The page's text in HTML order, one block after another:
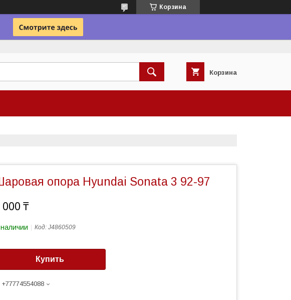
Корзина
Корзина
опора Hyundai Sonata 3 92-97
000 ₸
Код: J4860509
Купить
+77774554088